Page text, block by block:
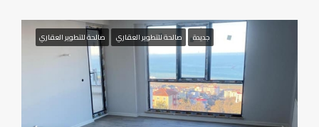
جديدة صالحة للتطوير العقاري صالحة للتطوير العقاري